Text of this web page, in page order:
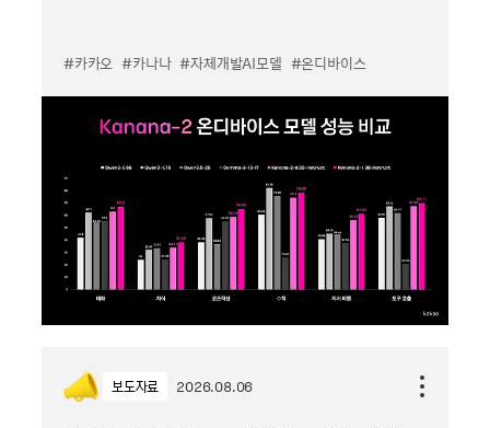
#카카오 #카나나 #자체개발AI모델 #온디바이스
보도자료 2026.08.06